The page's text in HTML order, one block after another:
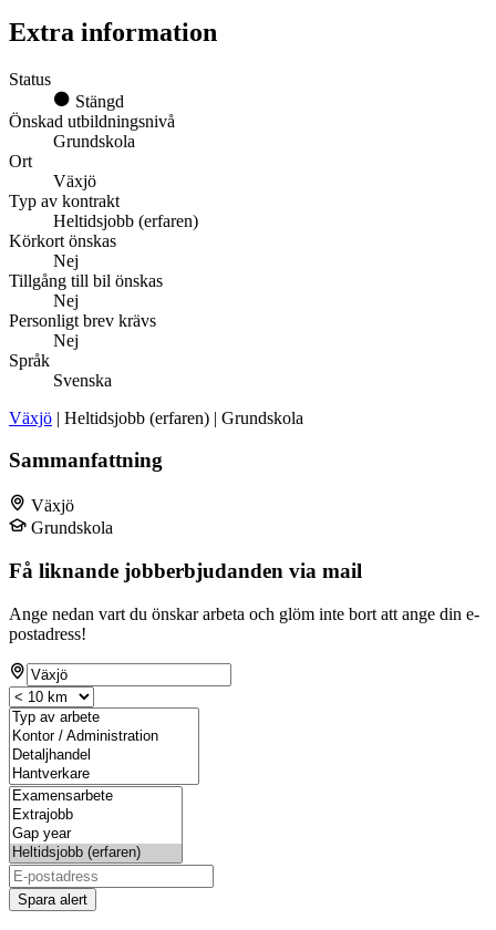
Extra information
Status
Stängd
Önskad utbildningsnivå
Grundskola
Ort
Växjö
Typ av kontrakt
Heltidsjobb (erfaren)
Körkort önskas
Nej
Tillgång till bil önskas
Nej
Personligt brev krävs
Nej
Språk
Svenska
Växjö | Heltidsjobb (erfaren) | Grundskola
Sammanfattning
Växjö
Grundskola
Få liknande jobberbjudanden via mail
Ange nedan vart du önskar arbeta och glöm inte bort att ange din e-
postadress!
Spara alert